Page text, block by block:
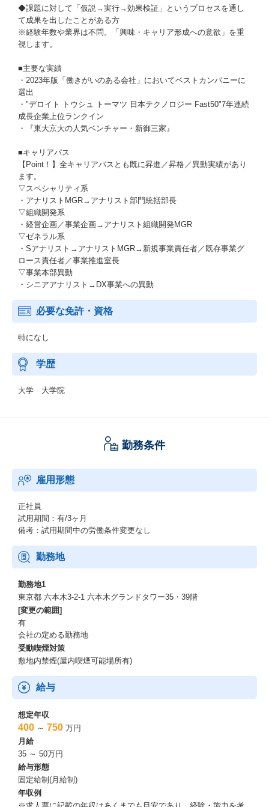
◆課題に対して「仮説→実行→効果検証」というプロセスを通し
て成果を出したことがある方
※経験年数や業界は不問。「興味・キャリア形成への意欲」を重
視します。
■主要な実績
・2023年版「働きがいのある会社」においてベストカンパニーに
選出
・"デロイト トウシュ トーマツ 日本テクノロジー Fast50"7年連続
成長企業上位ランクイン
・『東大京大の人気ベンチャー・新御三家』
■キャリアパス
【Point！】全キャリアパスとも既に昇進／昇格／異動実績があり
ます。
▽スペシャリティ系
・アナリストMGR→アナリスト部門統括部長
▽組織開発系
・経営企画／事業企画→アナリスト組織開発MGR
▽ゼネラル系
・Sアナリスト→アナリストMGR→新規事業責任者／既存事業グ
ロース責任者／事業推進室長
▽事業本部異動
・シニアアナリスト→DX事業への異動
必要な免許・資格
特になし
学歴
大学 大学院
勤務条件
雇用形態
正社員
試用期間：有/3ヶ月
備考：試用期間中の労働条件変更なし
勤務地
勤務地1
東京都 六本木3-2-1 六本木グランドタワー35・39階
[変更の範囲]
有
会社の定める勤務地
受動喫煙対策
敷地内禁煙(屋内喫煙可能場所有)
給与
想定年収
400 ～ 750 万円
月給
35 ～ 50万円
給与形態
固定給制(月給制)
年収例